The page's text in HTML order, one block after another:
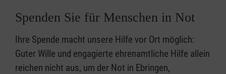
Spenden Sie für Menschen in Not
Ihre Spende macht unsere Hilfe vor Ort möglich:
Guter Wille und engagierte ehrenamtliche Hilfe allein
reichen nicht aus, um der Not in Ebringen,